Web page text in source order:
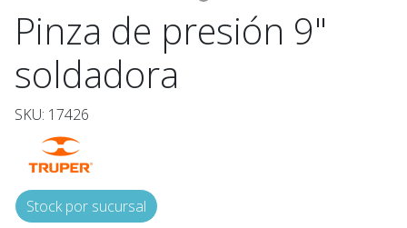
Pinza de presión 9"
soldadora
SKU: 17426
Stock por sucursal